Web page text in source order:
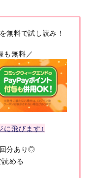
無料で試し読み！
も無料／
に飛びます↑
分あり◎
める